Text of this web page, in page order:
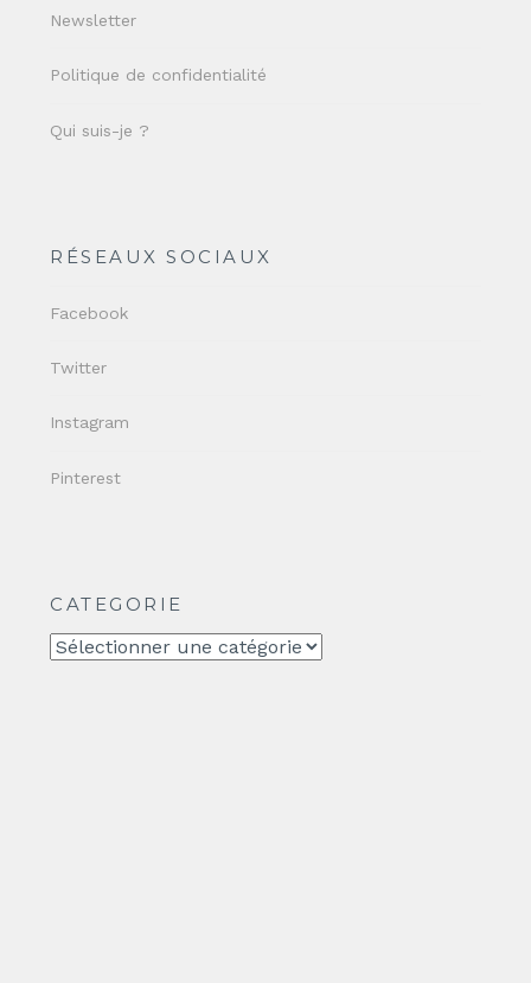
Newsletter
Politique de confidentialité
Qui suis-je ?
RÉSEAUX SOCIAUX
Facebook
Twitter
Instagram
Pinterest
CATEGORIE
CATEGORIE